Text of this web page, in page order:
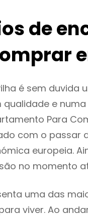
de
é sem duvida
e
Para
com o passar
europeia.
no momento
uma das
viver. Ao